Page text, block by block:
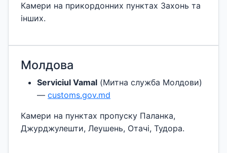
Камери на прикордонних пунктах Захонь та
інших.
Молдова
Serviciul Vamal (Митна служба Молдови)
— customs.gov.md
Камери на пунктах пропуску Паланка,
Джурджулешти, Леушень, Отачі, Тудора.